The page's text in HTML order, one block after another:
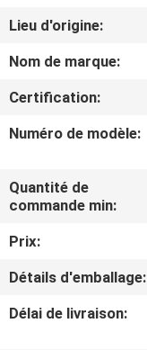
DE
NOUS
VISITE
D'USINE
CONTRÔLE
DE
CONTACTEZ-
Lieu d'origine:
Nom de marque:
Certification:
Numéro de modèle:
Quantité de
commande min:
Prix:
Détails d'emballage:
Délai de livraison: